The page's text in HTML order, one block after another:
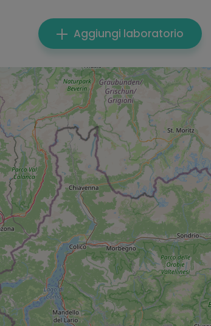
Aggiungi laboratorio